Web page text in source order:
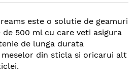
este o solutie de geamuri
500 ml cu care veti asigura
de lunga durata
din sticla si oricarui alt